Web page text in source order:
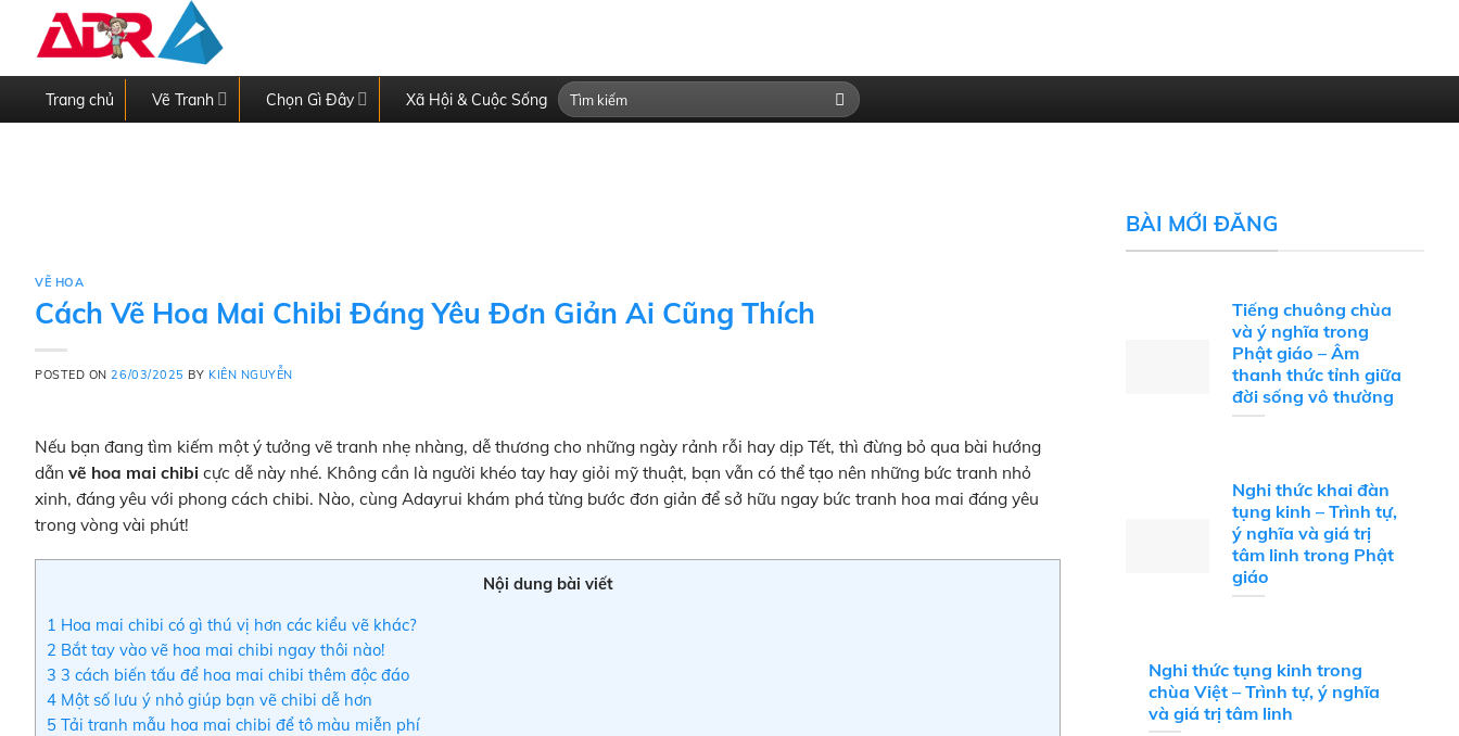
Trang chủ Vẽ Tranh Chọn Gì Đây Xã Hội & Cuộc Sống
VẼ HOA
Cách Vẽ Hoa Mai Chibi Đáng Yêu Đơn Giản Ai Cũng Thích
POSTED ON26/03/2025 BY KIÊN NGUYỄN
Nếu bạn đang tìm kiếm một ý tưởng vẽ tranh nhẹ nhàng, dễ thương cho những ngày rảnh rỗi hay dịp Tết, thì đừng bỏ qua bài hướng
dẫn vẽ hoa mai chibi cực dễ này nhé. Không cần là người khéo tay hay giỏi mỹ thuật, bạn vẫn có thể tạo nên những bức tranh nhỏ
xinh, đáng yêu với phong cách chibi. Nào, cùng Adayrui khám phá từng bước đơn giản để sở hữu ngay bức tranh hoa mai đáng yêu
trong vòng vài phút!
Nội dung bài viết
1 Hoa mai chibi có gì thú vị hơn các kiểu vẽ khác?
2 Bắt tay vào vẽ hoa mai chibi ngay thôi nào!
3 3 cách biến tấu để hoa mai chibi thêm độc đáo
4 Một số lưu ý nhỏ giúp bạn vẽ chibi dễ hơn
5 Tải tranh mẫu hoa mai chibi để tô màu miễn phí
BÀI MỚI ĐĂNG
Tiếng chuông chùa
và ý nghĩa trong
Phật giáo – Âm
thanh thức tỉnh giữa
đời sống vô thường
Nghi thức khai đàn
tụng kinh – Trình tự,
ý nghĩa và giá trị
tâm linh trong Phật
giáo
Nghi thức tụng kinh trong
chùa Việt – Trình tự, ý nghĩa
và giá trị tâm linh